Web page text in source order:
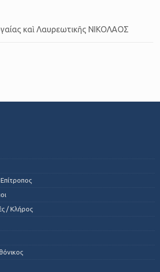
καὶ Λαυρεωτικῆς ΝΙΚΟΛΑΟΣ
Επίτροπος
/ Κλήρος